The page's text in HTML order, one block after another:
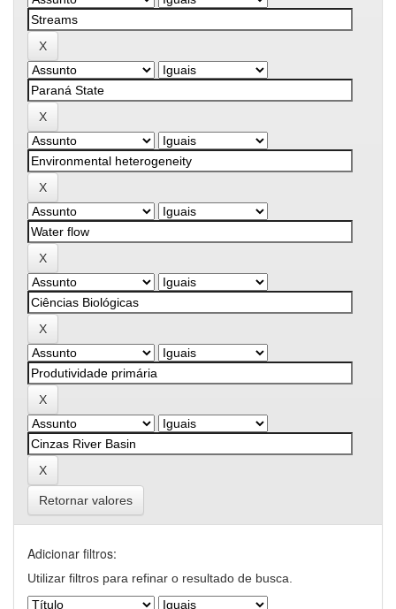
Retornar valores
Adicionar filtros:
Utilizar filtros para refinar o resultado de busca.